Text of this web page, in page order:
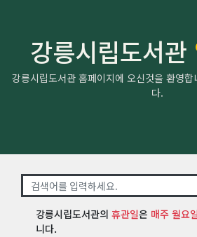
강릉시립도서관
강릉시립도서관 홈페이지에 오신것을 환영
다.
강릉시립도서관의 휴관일은 매주 월요
니다.